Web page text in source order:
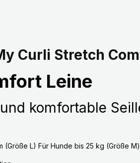
Curli Stretch
Leine
komfortable
L) Für Hunde bis 25 kg (Größe